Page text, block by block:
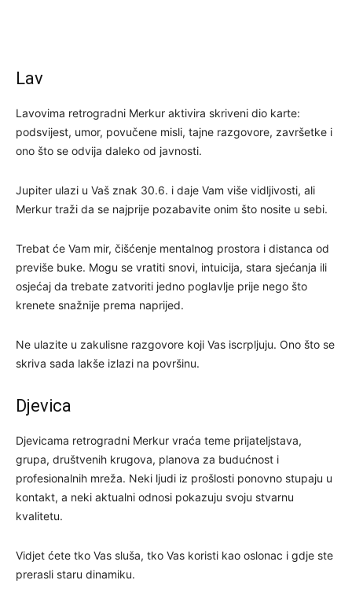
Lav
Lavovima retrogradni Merkur aktivira skriveni dio karte:
podsvijest, umor, povučene misli, tajne razgovore, završetke i
ono što se odvija daleko od javnosti.
Jupiter ulazi u Vaš znak 30.6. i daje Vam više vidljivosti, ali
Merkur traži da se najprije pozabavite onim što nosite u sebi.
Trebat će Vam mir, čišćenje mentalnog prostora i distanca od
previše buke. Mogu se vratiti snovi, intuicija, stara sjećanja ili
osjećaj da trebate zatvoriti jedno poglavlje prije nego što
krenete snažnije prema naprijed.
Ne ulazite u zakulisne razgovore koji Vas iscrpljuju. Ono što se
skriva sada lakše izlazi na površinu.
Djevica
Djevicama retrogradni Merkur vraća teme prijateljstava,
grupa, društvenih krugova, planova za budućnost i
profesionalnih mreža. Neki ljudi iz prošlosti ponovno stupaju u
kontakt, a neki aktualni odnosi pokazuju svoju stvarnu
kvalitetu.
Vidjet ćete tko Vas sluša, tko Vas koristi kao oslonac i gdje ste
prerasli staru dinamiku.